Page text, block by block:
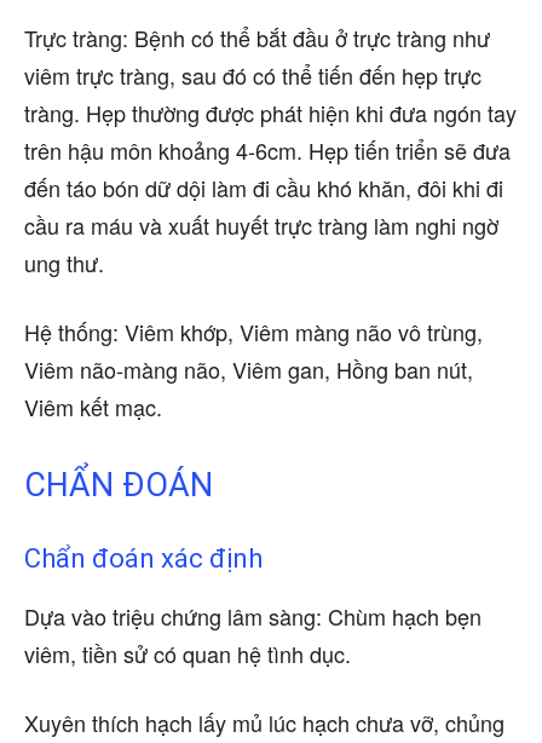
Trực tràng: Bệnh có thể bắt đầu ở trực tràng như
viêm trực tràng, sau đó có thể tiến đến hẹp trực
tràng. Hẹp thường được phát hiện khi đưa ngón tay
trên hậu môn khoảng 4-6cm. Hẹp tiến triển sẽ đưa
đến táo bón dữ dội làm đi cầu khó khăn, đôi khi đi
cầu ra máu và xuất huyết trực tràng làm nghi ngờ
ung thư.
Hệ thống: Viêm khớp, Viêm màng não vô trùng,
Viêm não-màng não, Viêm gan, Hồng ban nút,
Viêm kết mạc.
CHẨN ĐOÁN
Chẩn đoán xác định
Dựa vào triệu chứng lâm sàng: Chùm hạch bẹn
viêm, tiền sử có quan hệ tình dục.
Xuyên thích hạch lấy mủ lúc hạch chưa vỡ, chủng